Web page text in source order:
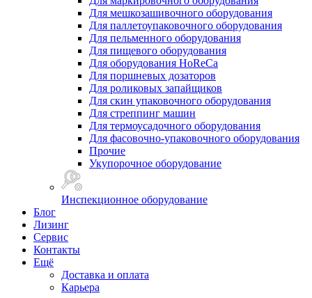
Для мешкозашивочного оборудования
Для паллетоупаковочного оборудования
Для пельменного оборудования
Для пищевого оборудования
Для оборудования HoReCa
Для поршневых дозаторов
Для роликовых запайщиков
Для скин упаковочного оборудования
Для стреппинг машин
Для термоусадочного оборудования
Для фасовочно-упаковочного оборудования
Прочие
Укупорочное оборудование
Инспекционное оборудование
Блог
Лизинг
Сервис
Контакты
Ещё
Доставка и оплата
Карьера